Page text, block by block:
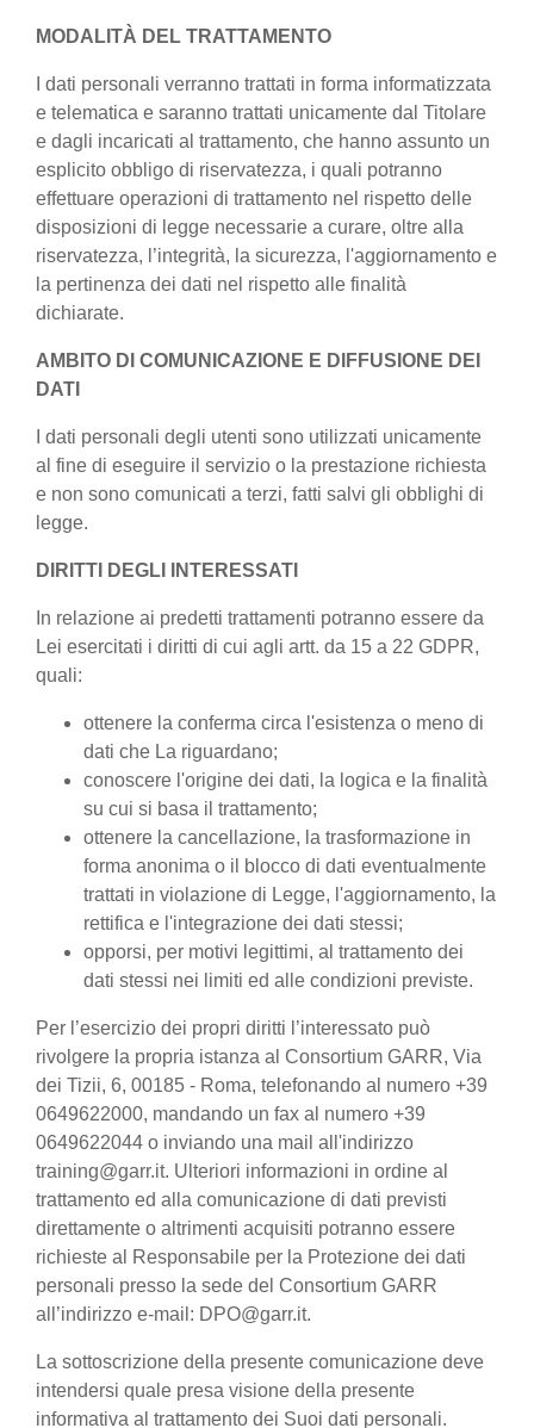
MODALITÀ DEL TRATTAMENTO
I dati personali verranno trattati in forma informatizzata
e telematica e saranno trattati unicamente dal Titolare
e dagli incaricati al trattamento, che hanno assunto un
esplicito obbligo di riservatezza, i quali potranno
effettuare operazioni di trattamento nel rispetto delle
disposizioni di legge necessarie a curare, oltre alla
riservatezza, l’integrità, la sicurezza, l'aggiornamento e
la pertinenza dei dati nel rispetto alle finalità
dichiarate.
AMBITO DI COMUNICAZIONE E DIFFUSIONE DEI
DATI
I dati personali degli utenti sono utilizzati unicamente
al fine di eseguire il servizio o la prestazione richiesta
e non sono comunicati a terzi, fatti salvi gli obblighi di
legge.
DIRITTI DEGLI INTERESSATI
In relazione ai predetti trattamenti potranno essere da
Lei esercitati i diritti di cui agli artt. da 15 a 22 GDPR,
quali:
ottenere la conferma circa l'esistenza o meno di
dati che La riguardano;
conoscere l'origine dei dati, la logica e la finalità
su cui si basa il trattamento;
ottenere la cancellazione, la trasformazione in
forma anonima o il blocco di dati eventualmente
trattati in violazione di Legge, l'aggiornamento, la
rettifica e l'integrazione dei dati stessi;
opporsi, per motivi legittimi, al trattamento dei
dati stessi nei limiti ed alle condizioni previste.
Per l’esercizio dei propri diritti l’interessato può
rivolgere la propria istanza al Consortium GARR, Via
dei Tizii, 6, 00185 - Roma, telefonando al numero +39
0649622000, mandando un fax al numero +39
0649622044 o inviando una mail all'indirizzo
training@garr.it. Ulteriori informazioni in ordine al
trattamento ed alla comunicazione di dati previsti
direttamente o altrimenti acquisiti potranno essere
richieste al Responsabile per la Protezione dei dati
personali presso la sede del Consortium GARR
all’indirizzo e-mail: DPO@garr.it.
La sottoscrizione della presente comunicazione deve
intendersi quale presa visione della presente
informativa al trattamento dei Suoi dati personali.